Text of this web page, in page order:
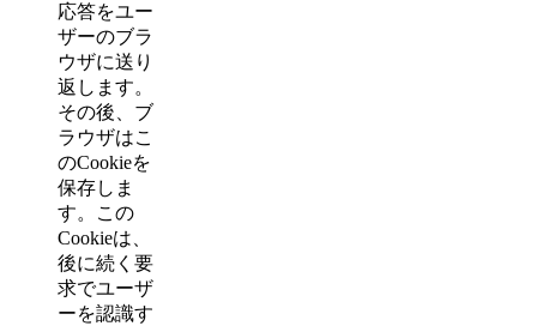
応答をユー
ザーのブラ
ウザに送り
返します。
その後、ブ
ラウザはこ
のCookieを
保存しま
す。この
Cookieは、
後に続く要
求でユーザ
ーを認識す